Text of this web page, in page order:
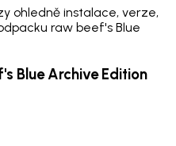
ohledně instalace, verze,
raw beef's Blue
Blue Archive Edition